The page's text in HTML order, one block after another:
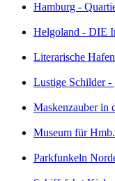
Hamburg -
Helgoland - DIE
Literarische
Lustige Schilder -
Maskenzauber in
Museum für
Parkfunkeln